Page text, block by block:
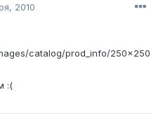
2010
catalog/prod_info/250x250
:(